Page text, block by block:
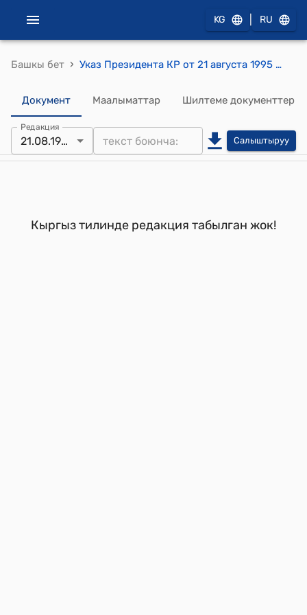
KG RU
Башкы бет › Указ Президента КР от 21 августа 1995 года УП N 197 "О присвоении почетного звания "Заслуженный артист Кыргызской Республики" Жуманалиеву А., Молдокеевой С., Сейдракманову Н."
Документ Маалыматтар Шилтеме документтер
Редакция
21.08.1995 Салыштыруу
Кыргыз тилинде редакция табылган жок!